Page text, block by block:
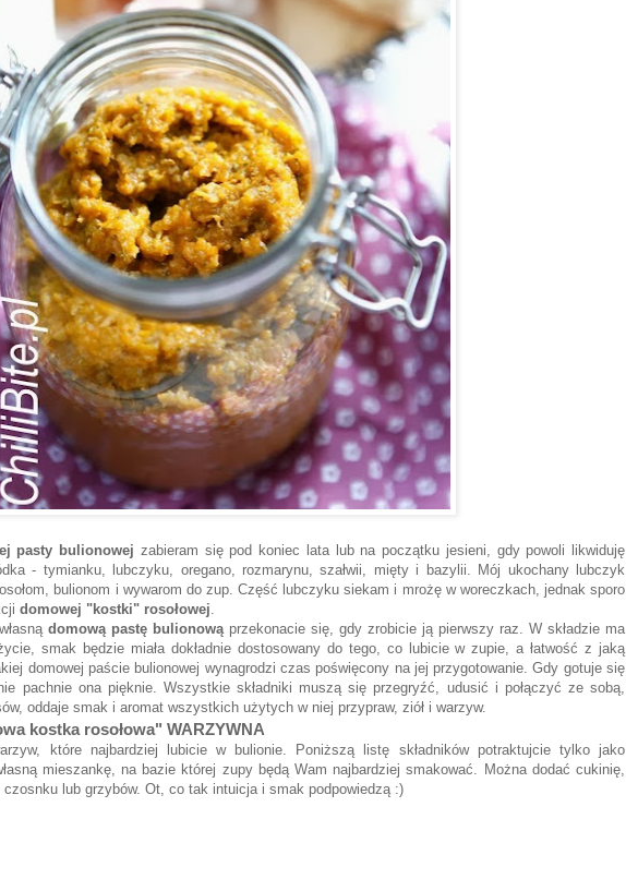
pasty bulionowej zabieram się pod koniec lata lub na początku jesieni, gdy powoli likwiduję
- tymianku, lubczyku, oregano, rozmarynu, szałwii, mięty i bazylii. Mój ukochany lubczyk
bulionom i wywarom do zup. Część lubczyku siekam i mrożę w woreczkach, jednak sporo
domowej "kostki" rosołowej.
domową pastę bulionowąprzekonacie się, gdy zrobicie ją pierwszy raz. W składzie ma
smak będzie miała dokładnie dostosowany do tego, co lubicie w zupie, a łatwość z jaką
domowej paście bulionowej wynagrodzi czas poświęcony na jej przygotowanie. Gdy gotuje się
pachnie ona pięknie. Wszystkie składniki muszą się przegryźć, udusić i połączyć ze sobą,
oddaje smak i aromat wszystkich użytych w niej przypraw, ziół i warzyw.
kostka rosołowa" WARZYWNA
które najbardziej lubicie w bulionie. Poniższą listę składników potraktujcie tylko jako
mieszankę, na bazie której zupy będą Wam najbardziej smakować. Można dodać cukinię,
lub grzybów. Ot, co tak intuicja i smak podpowiedzą :)